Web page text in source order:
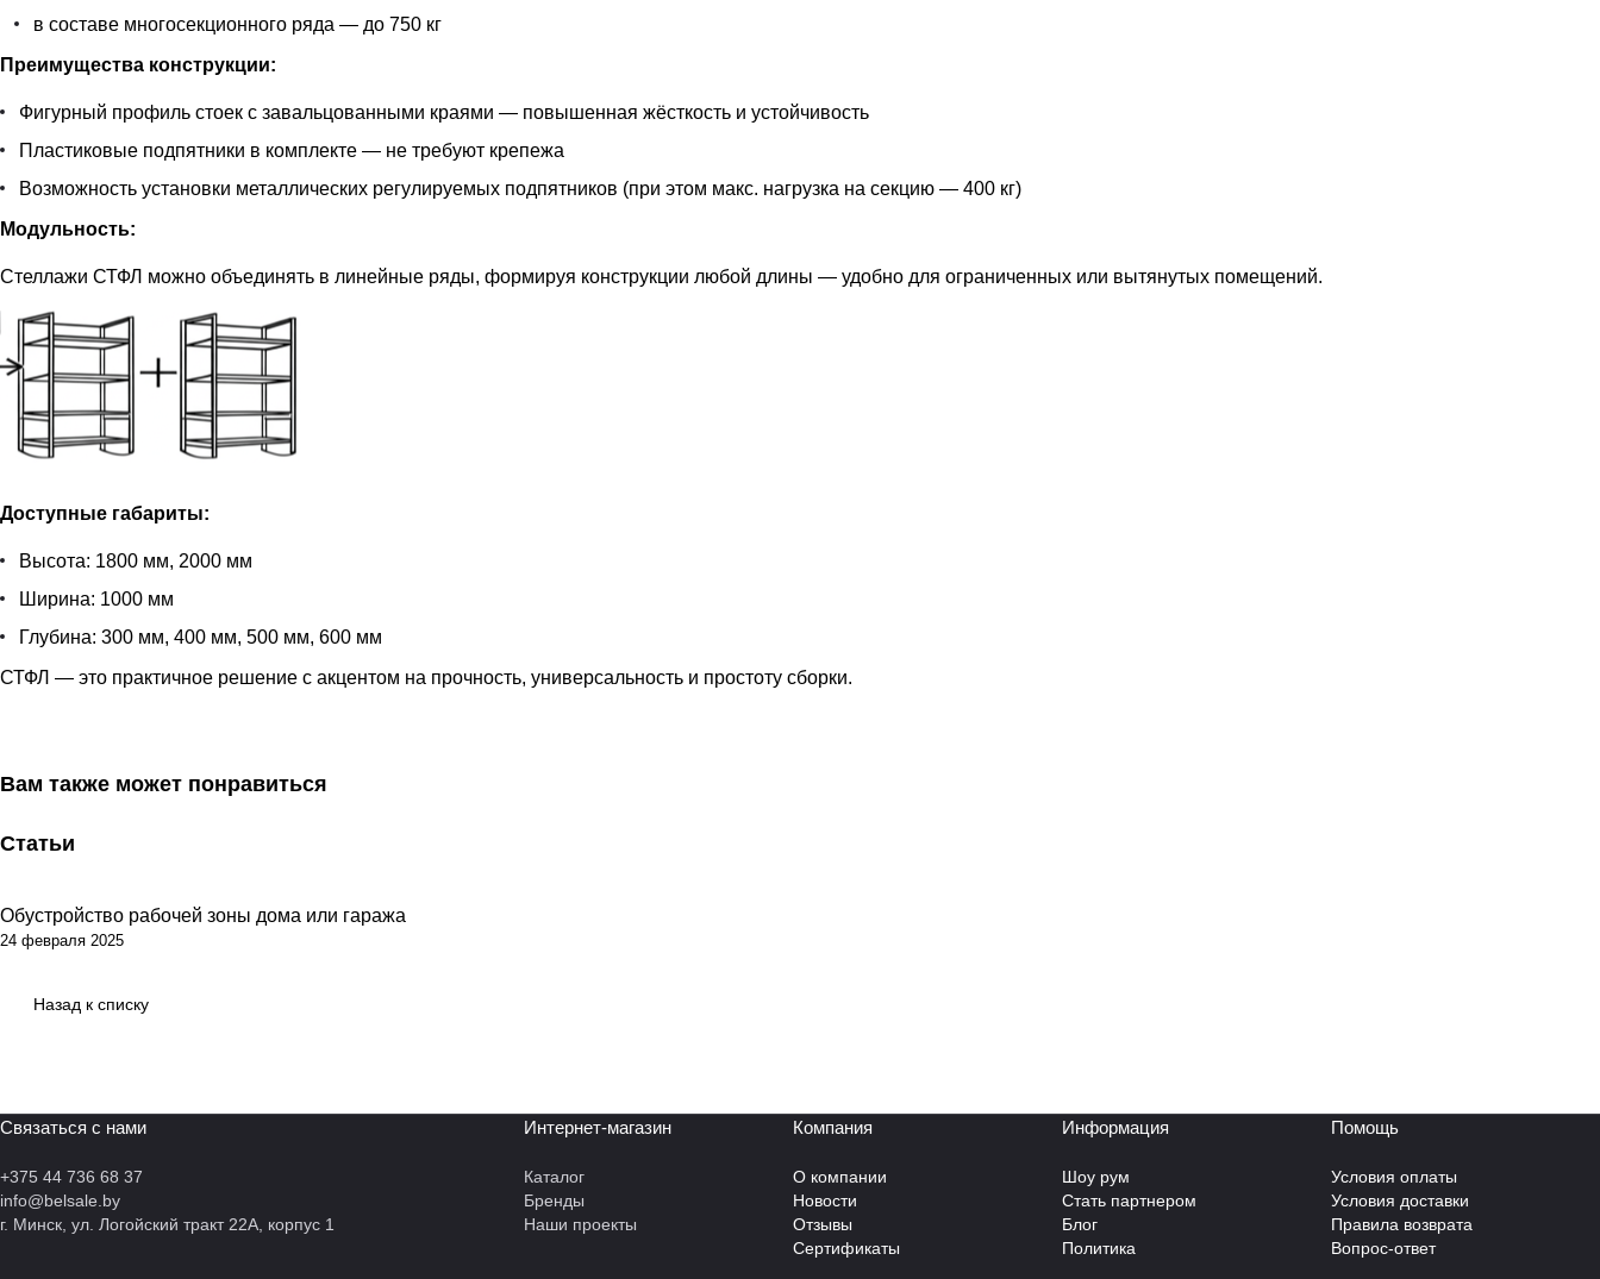
в составе многосекционного ряда — до 750 кг
Преимущества конструкции:
Фигурный профиль стоек с завальцованными краями — повышенная жёсткость и устойчивость
Пластиковые подпятники в комплекте — не требуют крепежа
Возможность установки металлических регулируемых подпятников (при этом макс. нагрузка на секцию — 400 кг)
Модульность:
Стеллажи СТФЛ можно объединять в линейные ряды, формируя конструкции любой длины — удобно для ограниченных или вытянутых помещений.
Доступные габариты:
Высота: 1800 мм, 2000 мм
Ширина: 1000 мм
Глубина: 300 мм, 400 мм, 500 мм, 600 мм
СТФЛ — это практичное решение с акцентом на прочность, универсальность и простоту сборки.
Вам также может понравиться
Статьи
Советы покупателям
Обустройство рабочей зоны дома или гаража
24 февраля 2025
Назад к списку
Связаться с нами
+375 44 736 68 37
info@belsale.by
г. Минск, ул. Логойский тракт 22А, корпус 1
Интернет-магазин
Каталог
Бренды
Наши проекты
Компания
О компании
Новости
Отзывы
Сертификаты
Информация
Шоу рум
Стать партнером
Блог
Политика
Помощь
Условия оплаты
Условия доставки
Правила возврата
Вопрос-ответ